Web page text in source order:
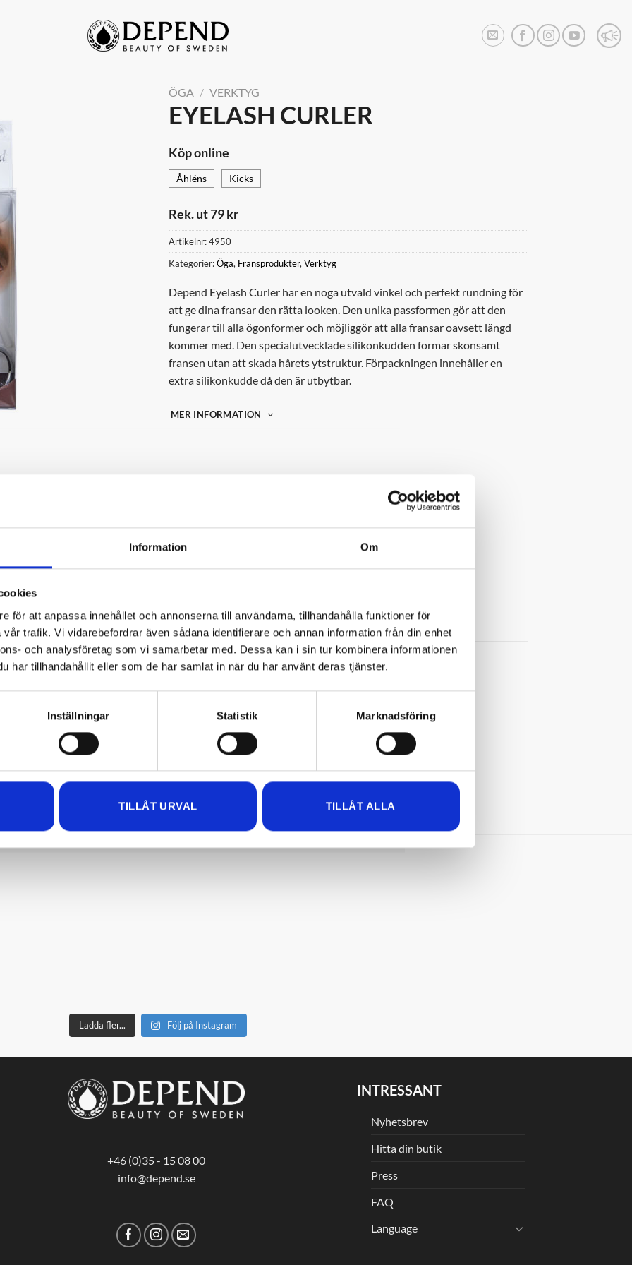
NYHETSBREV
dig här för att bli uppdaterad med nyheter, trender &
(Obligatoriskt)
tack, jag vill ta emot nyhetsbrev från Depend och godkänner att ni sparar
personuppgifter, namn och mejladress. För mer information om hur vi
hanterar personuppgifter, ta del av vår
Information Om
för att anpassa innehållet och annonserna till användarna, tillhandahålla funktioner för
trafik. Vi vidarebefordrar även sådana identifierare och annan information från din enhet
och analysföretag som vi samarbetar med. Dessa kan i sin tur kombinera informationen
har tillhandahållit eller som de har samlat in när du har använt deras tjänster.
Inställningar Statistik Marknadsföring
TILLÅT URVAL TILLÅT ALLA
ÖGA / VERKTYG
EYELASH CURLER
Köp online
Åhléns Kicks
Rek. ut 79 kr
Artikelnr:4950
Kategorier:Öga, Fransprodukter, Verktyg
Depend Eyelash Curler har en noga utvald vinkel och perfekt rundning för
att ge dina fransar den rätta looken. Den unika passformen gör att den
fungerar till alla ögonformer och möjliggör att alla fransar oavsett längd
kommer med. Den specialutvecklade silikonkudden formar skonsamt
fransen utan att skada hårets ytstruktur. Förpackningen innehåller en
extra silikonkudde då den är utbytbar.
MER INFORMATION
Öppna Depend
tången i ett par
KOLLEKTION Perfect Eye
Matchande produkter
BRYNPRODUKTER
COLOUR
Ladda fler... Följ på Instagram
+46 (0)35 - 15 08 00
info@depend.se
INTRESSANT
Nyhetsbrev
Hitta din butik
Press
FAQ
Language